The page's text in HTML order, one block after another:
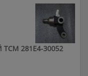
281E4-30052